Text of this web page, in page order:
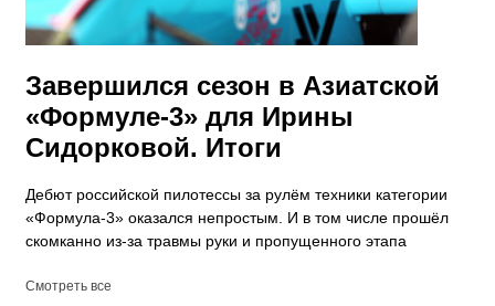
Завершился сезон в Азиатской
«Формуле-3» для Ирины
Сидорковой. Итоги
Дебют российской пилотессы за рулём техники категории
«Формула-3» оказался непростым. И в том числе прошёл
скомканно из-за травмы руки и пропущенного этапа
Смотреть все